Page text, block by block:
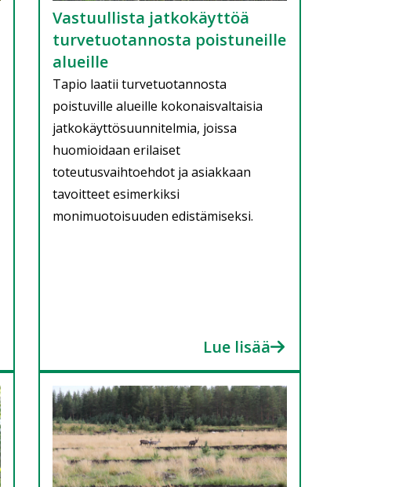
Vastuullista jatkokäyttöä
turvetuotannosta poistuneille
alueille
Tapio laatii turvetuotannosta
poistuville alueille kokonaisvaltaisia
jatkokäyttösuunnitelmia, joissa
huomioidaan erilaiset
toteutusvaihtoehdot ja asiakkaan
tavoitteet esimerkiksi
monimuotoisuuden edistämiseksi.
Lue lisää